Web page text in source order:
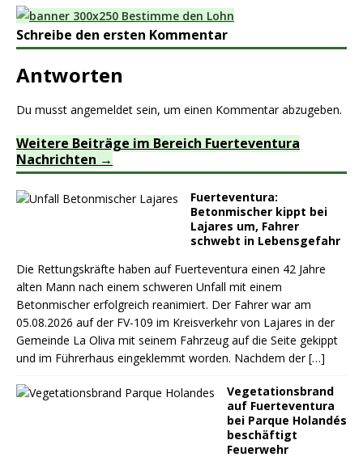
Schreibe den ersten Kommentar
Antworten
Du musst angemeldet sein, um einen Kommentar abzugeben.
Weitere Beiträge im Bereich Fuerteventura
Nachrichten
Fuerteventura:
Betonmischer kippt bei
Lajares um, Fahrer
schwebt in Lebensgefahr
Die Rettungskräfte haben auf Fuerteventura einen 42 Jahre
alten Mann nach einem schweren Unfall mit einem
Betonmischer erfolgreich reanimiert. Der Fahrer war am
05.08.2026 auf der FV-109 im Kreisverkehr von Lajares in der
Gemeinde La Oliva mit seinem Fahrzeug auf die Seite gekippt
und im Führerhaus eingeklemmt worden. Nachdem der[…]
Vegetationsbrand
auf Fuerteventura
bei Parque Holandés
beschäftigt
Feuerwehr